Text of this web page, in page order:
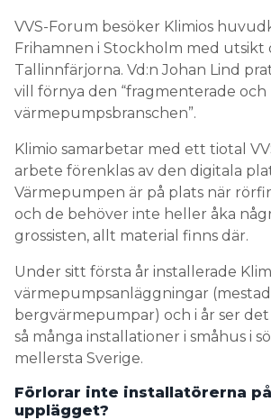
VVS-Forum besöker Klimios
Frihamnen i Stockholm med utsikt
Tallinnfärjorna. Vd:n Johan Lind
vill förnya den “fragmenterade och
värmepumpsbranschen”.
Klimio samarbetar med ett tiotal
arbete förenklas av den digitala
Värmepumpen är på plats när
och de behöver inte heller åka
grossisten, allt material finns där.
Under sitt första år installerade
värmepumpsanläggningar
bergvärmepumpar) och i år ser
så många installationer i småhus i
mellersta Sverige.
Förlorar inte installatörerna
upplägget?